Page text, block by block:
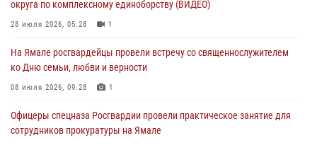
округа по комплексному единоборству (ВИДЕО)
28 июля 2026, 05:28 1
На Ямале росгвардейцы провели встречу со священнослужителем
ко Дню семьи, любви и верности
08 июля 2026, 09:28 1
Офицеры спецназа Росгвардии провели практическое занятие для
сотрудников прокуратуры на Ямале